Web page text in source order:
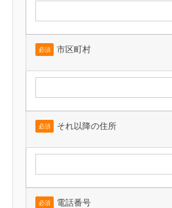
必須 市区町村
必須 それ以降の住所
必須 電話番号